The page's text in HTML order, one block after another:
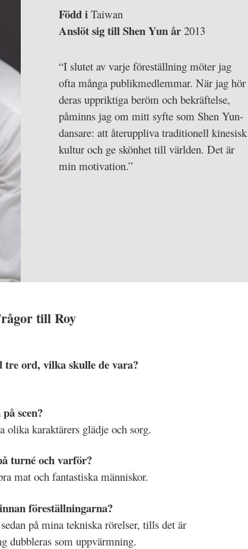
Född i Taiwan
Anslöt sig till Shen Yun år 2013
“I slutet av varje föreställning möter jag
ofta många publikmedlemmar. När jag hör
deras uppriktiga beröm och bekräftelse,
påminns jag om mitt syfte som Shen Yun-
dansare: att återuppliva traditionell kinesisk
kultur och ge skönhet till världen. Det är
min motivation.”
till Roy
ord, vilka skulle de vara?
scen?
karaktärers glädje och sorg.
turné och varför?
mat och fantastiska människor.
föreställningarna?
på mina tekniska rörelser, tills det är
dubbleras som uppvärmning.